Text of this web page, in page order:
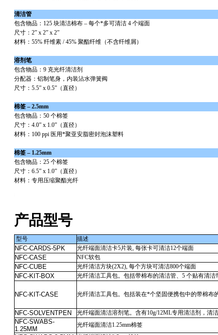
清洁管
包含物品：125 块清洁棉布 – 每个*多可清洁 4 个端面
尺寸：2” x 2” x 2”
材料：55% 纤维素 / 45% 聚酯纤维（不含纤维屑）
溶剂笔
包含物品：9 克光纤清洁剂
分配器：铝制笔身，内装沾水弹簧阀
尺寸：5.5” x 0.5”（直径）
棉签 – 2.5mm
包含物品：50 个棉签
尺寸：4.0” x 1.0”（直径）
材料：100 ppi 医用*聚亚安脂密封泡沫塑料
棉签 – 1.25mm
包含物品：25 个棉签
尺寸：6.5” x 1.0”（直径）
材料：专用压缩聚酯光纤
产品型号
型号 描述
NFC-CARDS-5PK 光纤端面清洁卡5片装, 每张卡可清洁12个端面
NFC-CASE NFC软包
NFC-CUBE 光纤清洁方块(2X2), 每个方块可清洁800个端面
NFC-KIT-BOX 光纤清洁工具包。包括带棉布的清洁管、5 个贴有清
NFC-KIT-CASE 光纤清洁工具包。包括装在*个坚固便携包中的带棉布
NFC-SOLVENTPEN 光纤端面清洁溶剂笔。含有10g/12ML专用清洁剂，清
NFC-SWABS-
1.25MM
光纤端面清洁1.25mm棉签